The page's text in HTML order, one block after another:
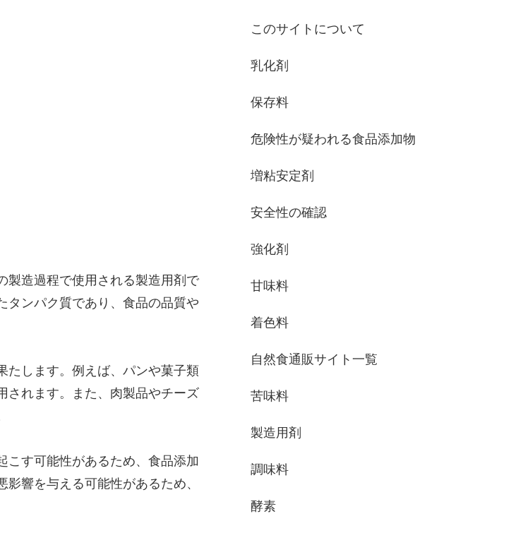
製造過程で使用される製造用剤で
タンパク質であり、食品の品質や
たします。例えば、パンや菓子類
されます。また、肉製品やチーズ
こす可能性があるため、食品添加
響を与える可能性があるため、
このサイトについて
乳化剤
保存料
危険性が疑われる食品添加物
増粘安定剤
安全性の確認
強化剤
甘味料
着色料
自然食通販サイト一覧
苦味料
製造用剤
調味料
酵素